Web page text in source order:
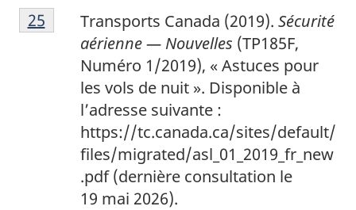
2
5
Transports Canada (2019). Sécurité
aérienne — Nouvelles (TP185F,
Numéro 1/2019), « Astuces pour
les vols de nuit ». Disponible à
l’adresse suivante :
https://tc.canada.ca/sites/default/
files/migrated/asl_01_2019_fr_new
.pdf (dernière consultation le
19 mai 2026).
Return to footnote
25 referrer